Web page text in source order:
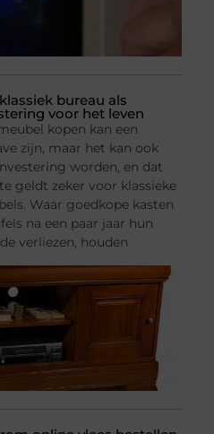
bureau als
voor het leven
kopen kan een
zijn, maar het kan ook
worden, en dat
geldt zeker voor klassieke
Waar goedkope kasten
na een paar jaar hun
verliezen, houden